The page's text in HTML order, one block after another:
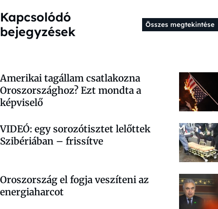
Kapcsolódó
bejegyzések
Összes megtekintése
Amerikai tagállam csatlakozna
Oroszországhoz? Ezt mondta a
képviselő
VIDEÓ: egy sorozótisztet lelőttek
Szibériában – frissítve
Oroszország el fogja veszíteni az
energiaharcot